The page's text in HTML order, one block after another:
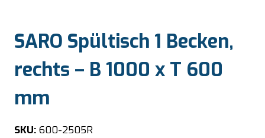
SARO Spültisch 1 Becken,
rechts – B 1000 x T 600
mm
SKU: 600-2505R